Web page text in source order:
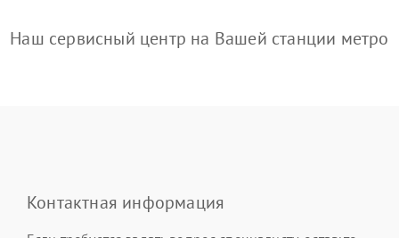
Наш сервисный центр на Вашей станции метро
Контактная информация